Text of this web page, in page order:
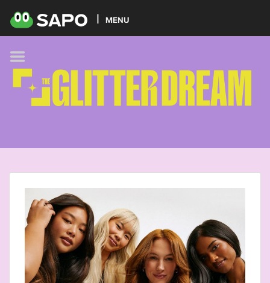
MENU
HOME
PODCAST
GLITTER BRANDS
KIDS
TREND
BEAUTY
PETS
MUSIC